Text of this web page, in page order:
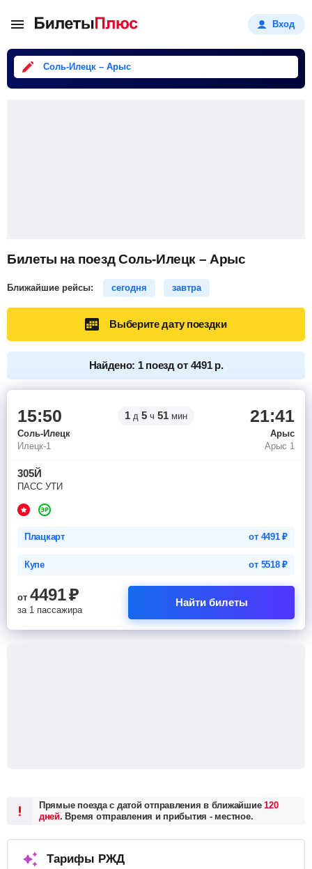
Вход
Соль-Илецк – Арыс
Билеты на поезд Соль-Илецк – Арыс
Ближайшие рейсы: сегодня завтра
Выберите дату поездки
Найдено: 1 поезд от 4491 р.
15:50 1 д 5 ч 51 мин 21:41
Соль-Илецк
Арыс
Илецк-1
Арыс 1
305Й
ПАСС УТИ
Плацкарт от 4491₽
Купе от 5518₽
от 4491₽
за 1 пассажира
Найти билеты
Прямые поезда с датой отправления в ближайшие120
дней. Время отправления и прибытия - местное.
Тарифы РЖД